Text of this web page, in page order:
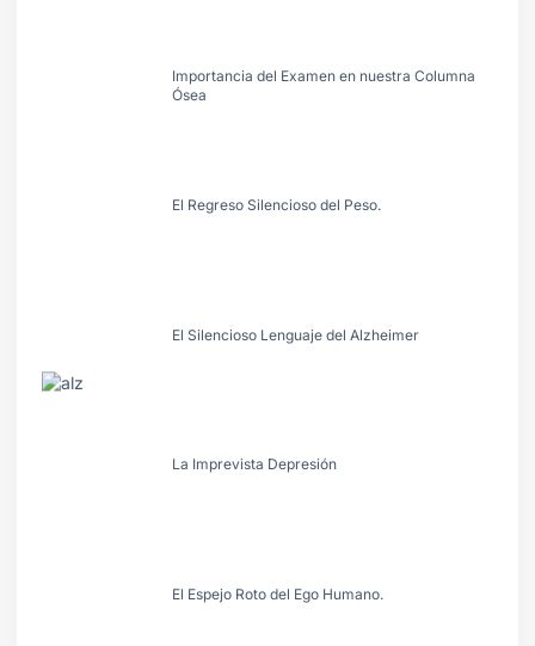
Importancia del Examen en nuestra Columna
Ósea
El Regreso Silencioso del Peso.
El Silencioso Lenguaje del Alzheimer
La Imprevista Depresión
El Espejo Roto del Ego Humano.